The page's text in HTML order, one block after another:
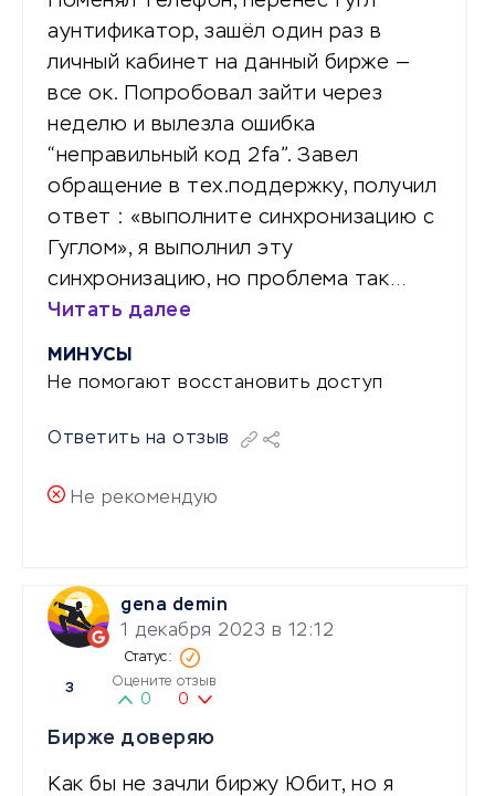
аунтификатор, зашёл один раз в
личный кабинет на данный бирже —
все ок. Попробовал зайти через
неделю и вылезла ошибка
“неправильный код 2fa”. Завел
обращение в тех.поддержку, получил
ответ : «выполните синхронизацию с
Гуглом», я выполнил эту
синхронизацию, но проблема так…
Читать далее
МИНУСЫ
Не помогают восстановить доступ
Ответить на отзыв
Не рекомендую
gena demin
1 декабря 2023 в 12:12
3 Оцените отзыв
0 0
Бирже доверяю
Как бы не зачли биржу Юбит, но я